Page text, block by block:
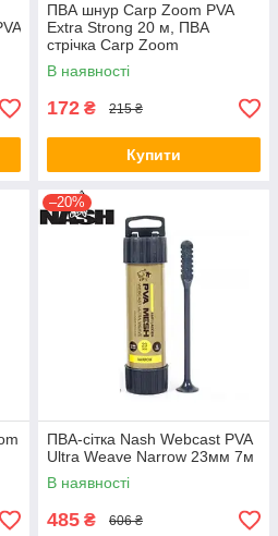
ПВА шнур Carp Zoom PVA
Extra Strong 20 м, ПВА
стрічка Carp Zoom
В наявності
172 ₴ 215 ₴
Купити
–20%
ПВА-сітка Nash Webcast PVA
Ultra Weave Narrow 23мм 7м
В наявності
485 ₴ 606 ₴